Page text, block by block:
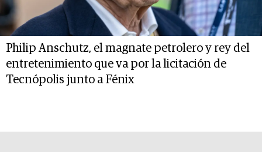
Philip Anschutz, el magnate petrolero y rey del
entretenimiento que va por la licitación de
Tecnópolis junto a Fénix